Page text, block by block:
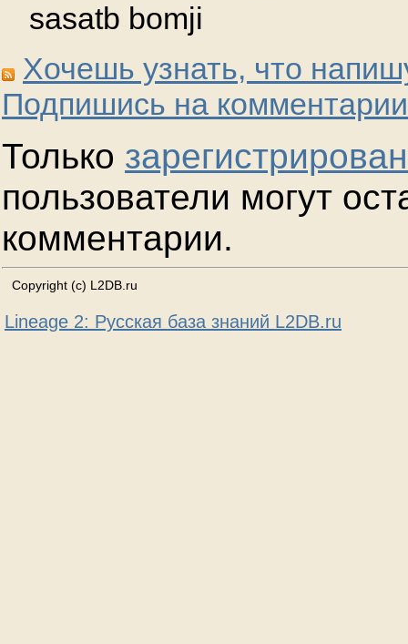
sasatb bomji
Хочешь узнать, что
Подпишись на
Только
пользователи могут
комментарии.
Copyright (c) L2DB.ru
Lineage 2: Русская база знаний L2DB.ru